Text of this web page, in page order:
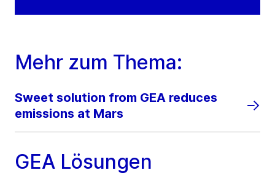
Mehr zum Thema:
Sweet solution from GEA reduces
emissions at Mars
GEA Lösungen